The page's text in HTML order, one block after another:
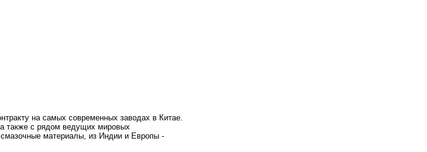
на самых современных заводах в Китае.
также с рядом ведущих мировых
материалы, из Индии и Европы -